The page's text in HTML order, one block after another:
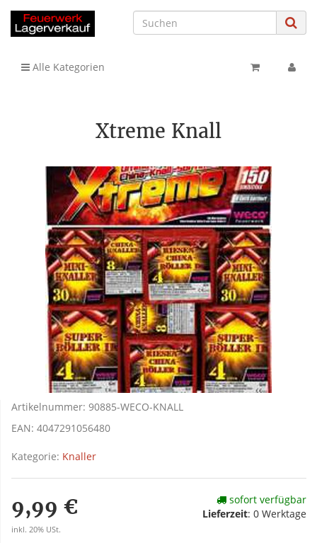
Alle Kategorien
Xtreme Knall
Artikelnummer: 90885-WECO-KNALL
EAN: 4047291056480
Kategorie: Knaller
9,99 €
inkl. 20% USt.
sofort verfügbar
Lieferzeit: 0 Werktage